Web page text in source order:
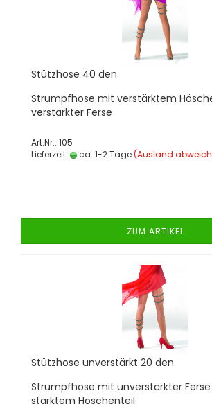
Stütz­ho­se 40 den
Strumpf­ho­se mit ver­stärk­tem
ver­stärk­ter Ferse
Art.Nr.: 105
Lieferzeit:
ca. 1-2 Tage(Ausland
ZUM ARTIKEL
Stütz­ho­se un­ver­stärkt 20 den
Strumpf­ho­se mit un­ver­stärk­ter
stärk­tem Hös­chen­teil